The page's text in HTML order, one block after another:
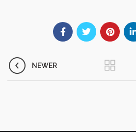
NEWER